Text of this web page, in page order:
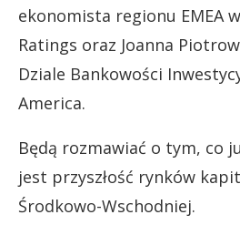
ekonomista regionu EMEA
Ratings oraz Joanna
Dziale Bankowości
America.
Będą rozmawiać o tym, co
jest przyszłość rynków
Środkowo-Wschodniej.